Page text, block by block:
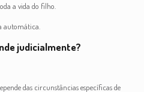
a vida do filho.
automática.
judicialmente?
das circunstâncias específicas de